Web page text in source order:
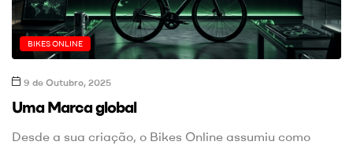
BIKES ONLINE
9 de Outubro, 2025
Uma Marca global
Desde a sua criação, o Bikes Online assumiu como